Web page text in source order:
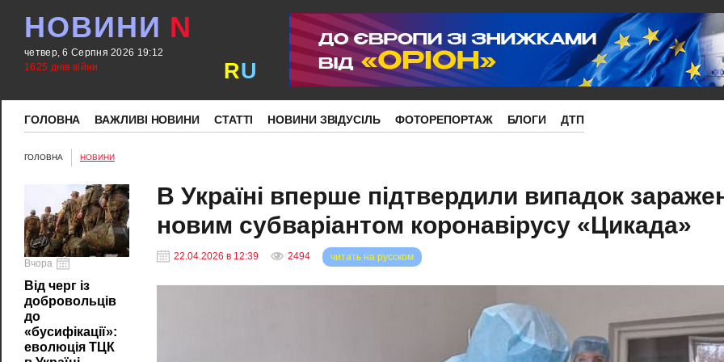
НОВИНИ N
четвер, 6 Серпня 2026 19:12
1625 днів війни
RU
ГОЛОВНА ВАЖЛИВІ НОВИНИ СТАТТІ НОВИНИ ЗВІДУСІЛЬ ФОТОРЕПОРТАЖ БЛОГИ ДТП
ГОЛОВНА НОВИНИ
Вчора
Від черг із
добровольців
до
«бусифікації»:
еволюція ТЦК
В Україні вперше підтвердили випадок
новим субваріантом коронавірусу «Цикада»
22.04.2026 в 12:39 2494 читать на русском